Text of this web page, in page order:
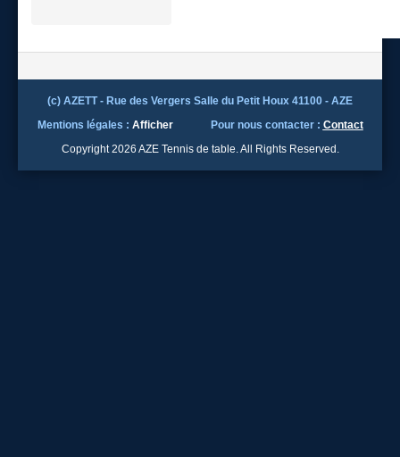
(c) AZETT - Rue des Vergers Salle du Petit Houx 41100 - AZE
Mentions légales : Afficher Pour nous contacter : Contact
Copyright 2026 AZE Tennis de table. All Rights Reserved.